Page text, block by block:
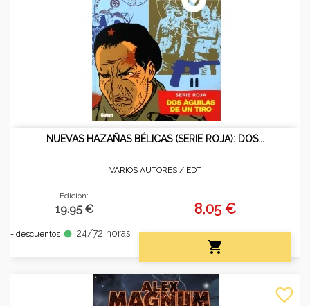
NUEVAS HAZAÑAS BÉLICAS (SERIE ROJA): DOS...
VARIOS AUTORES / EDT
Edición:
19.95 €
+ descuentos fiber_manual_record 24/72 horas
8,05 €

favorite_border